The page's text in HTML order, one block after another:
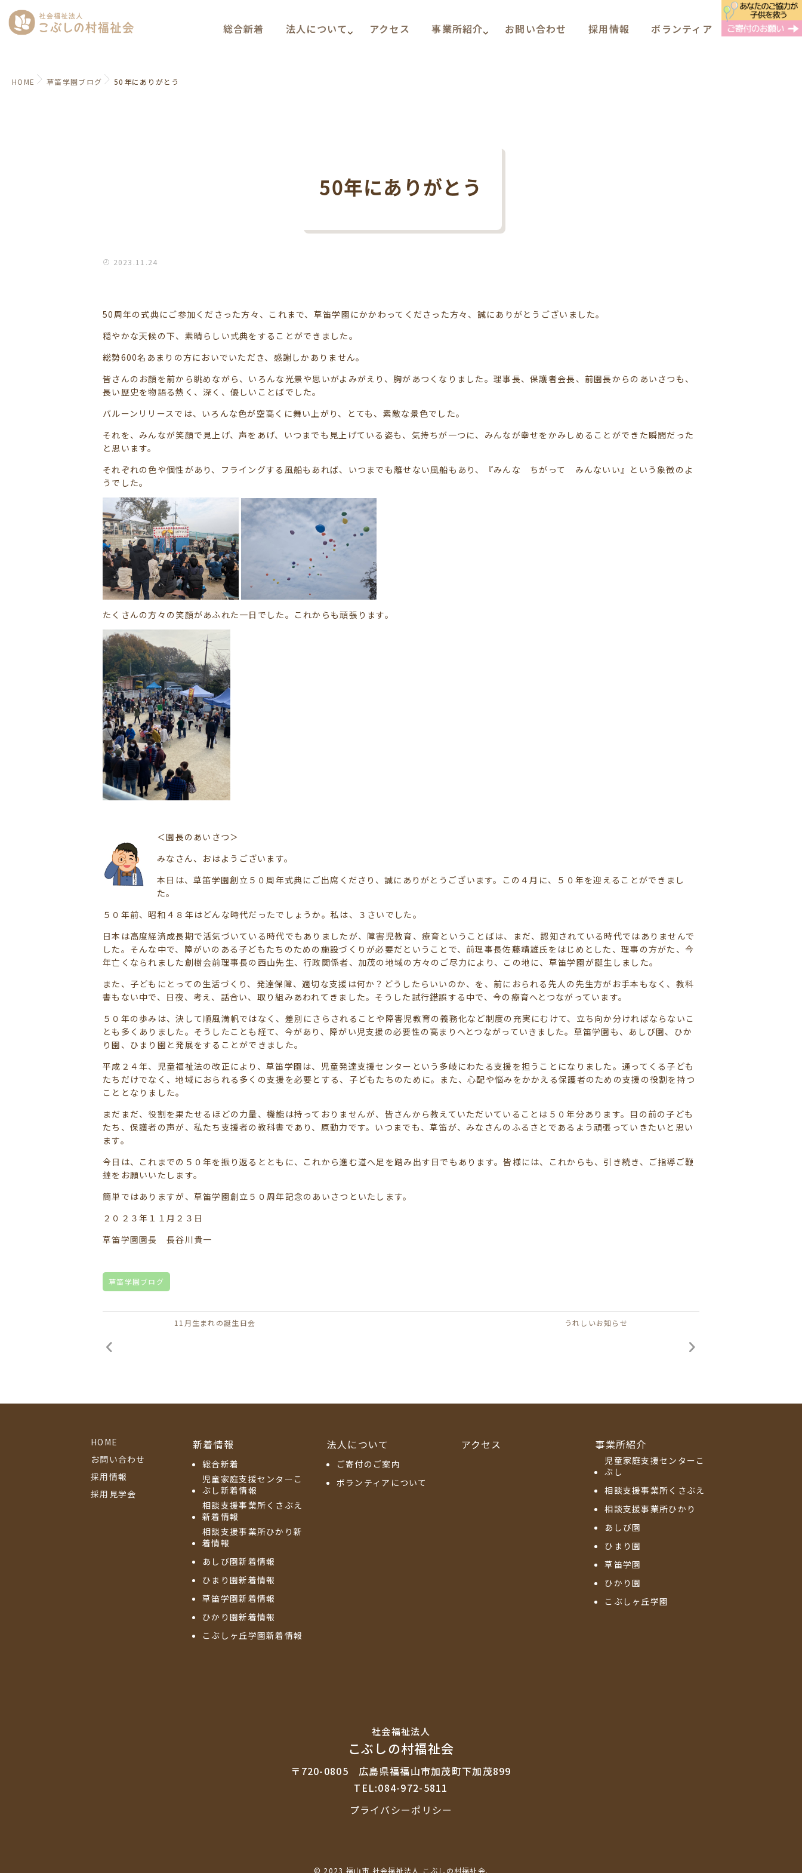
総合新着 法人について アクセス 事業所紹介 お問い合わせ 採用情報 ボランティア
HOME 草笛学園ブログ 50年にありがとう
50年にありがとう
2023.11.24
50周年の式典にご参加くださった方々、これまで、草笛学園にかかわってくださった方々、誠にありがとうございました。
穏やかな天候の下、素晴らしい式典をすることができました。
総勢600名あまりの方においでいただき、感謝しかありません。
皆さんのお顔を前から眺めながら、いろんな光景や思いがよみがえり、胸があつくなりました。理事長、保護者会長、前園長からのあいさつも、
長い歴史を物語る熱く、深く、優しいことばでした。
バルーンリリースでは、いろんな色が空高くに舞い上がり、とても、素敵な景色でした。
それを、みんなが笑顔で見上げ、声をあげ、いつまでも見上げている姿も、気持ちが一つに、みんなが幸せをかみしめることができた瞬間だった
と思います。
それぞれの色や個性があり、フライングする風船もあれば、いつまでも離せない風船もあり、『みんな ちがって みんないい』という象徴のよ
うでした。
たくさんの方々の笑顔があふれた一日でした。これからも頑張ります。
＜園長のあいさつ＞
みなさん、おはようございます。
本日は、草笛学園創立５０周年式典にご出席くださり、誠にありがとうございます。この４月に、５０年を迎えることができまし
た。
５０年前、昭和４８年はどんな時代だったでしょうか。私は、３さいでした。
日本は高度経済成長期で活気づいている時代でもありましたが、障害児教育、療育ということばは、まだ、認知されている時代ではありませんで
した。そんな中で、障がいのある子どもたちのための施設づくりが必要だということで、前理事長佐藤靖雄氏をはじめとした、理事の方がた、今
年亡くなられました創樹会前理事長の西山先生、行政関係者、加茂の地域の方々のご尽力により、この地に、草笛学園が誕生しました。
また、子どもにとっての生活づくり、発達保障、適切な支援は何か？どうしたらいいのか、を、前におられる先人の先生方がお手本もなく、教科
書もない中で、日夜、考え、話合い、取り組みあわれてきました。そうした試行錯誤する中で、今の療育へとつながっています。
５０年の歩みは、決して順風満帆ではなく、差別にさらされることや障害児教育の義務化など制度の充実にむけて、立ち向か分ければならないこ
とも多くありました。そうしたことも経て、今があり、障がい児支援の必要性の高まりへとつながっていきました。草笛学園も、あしび園、ひか
り園、ひまり園と発展をすることができました。
平成２４年、児童福祉法の改正により、草笛学園は、児童発達支援センターという多岐にわたる支援を担うことになりました。通ってくる子ども
たちだけでなく、地域におられる多くの支援を必要とする、子どもたちのために。また、心配や悩みをかかえる保護者のための支援の役割を持つ
こととなりました。
まだまだ、役割を果たせるほどの力量、機能は持っておりませんが、皆さんから教えていただいていることは５０年分あります。目の前の子ども
たち、保護者の声が、私たち支援者の教科書であり、原動力です。いつまでも、草笛が、みなさんのふるさとであるよう頑張っていきたいと思い
ます。
今日は、これまでの５０年を振り返るとともに、これから進む道へ足を踏み出す日でもあります。皆様には、これからも、引き続き、ご指導ご鞭
撻をお願いいたします。
簡単ではありますが、草笛学園創立５０周年記念のあいさつといたします。
２０２３年１１月２３日
草笛学園園長 長谷川貴一
草笛学園ブログ
11月生まれの誕生日会 うれしいお知らせ
HOME
お問い合わせ
採用情報
採用見学会
新着情報
総合新着
児童家庭支援センターこ
ぶし新着情報
相談支援事業所くさぶえ
新着情報
相談支援事業所ひかり新
着情報
あしび園新着情報
ひまり園新着情報
草笛学園新着情報
ひかり園新着情報
こぶしヶ丘学園新着情報
法人について
ご寄付のご案内
ボランティアについて
アクセス 事業所紹介
児童家庭支援センターこ
ぶし
相談支援事業所くさぶえ
相談支援事業所ひかり
あしび園
ひまり園
草笛学園
ひかり園
こぶしヶ丘学園
社会福祉法⼈
こぶしの村福祉会
〒720-0805 広島県福福山市加茂町下加茂899
TEL:084-972-5811
プライバシーポリシー
© 2023 福山市 社会福祉法人 こぶしの村福祉会.